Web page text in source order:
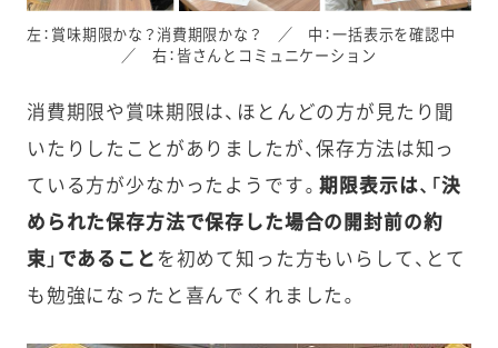
左：賞味期限かな？消費期限かな？ ／ 中：一括表示を確認中
／ 右：皆さんとコミュニケーション
消費期限や賞味期限は、ほとんどの方が見たり聞
いたりしたことがありましたが、保存方法は知っ
ている方が少なかったようです。期限表示は、「決
められた保存方法で保存した場合の開封前の約
束」であること を初めて知った方もいらして、とて
も勉強になったと喜んでくれました。